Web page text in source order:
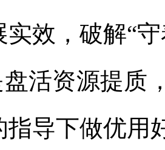
实效，破解“
活资源提质
指导下做优用